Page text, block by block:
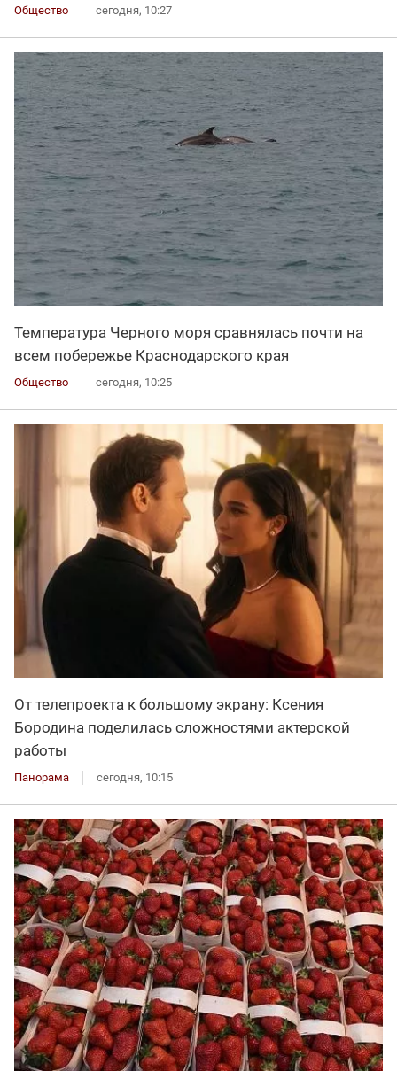
Общество сегодня, 10:27
Температура Черного моря сравнялась почти на
всем побережье Краснодарского края
Общество сегодня, 10:25
От телепроекта к большому экрану: Ксения
Бородина поделилась сложностями актерской
работы
Панорама сегодня, 10:15